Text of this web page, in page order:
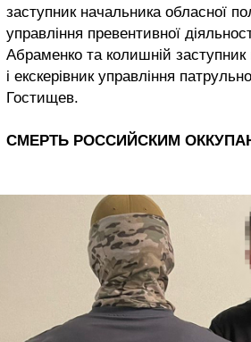
заступник начальника обласної
управління превентивної
Абраменко та колишній
і екскерівник управління
Гостищев.
СМЕРТЬ РОССИЙСКИМ